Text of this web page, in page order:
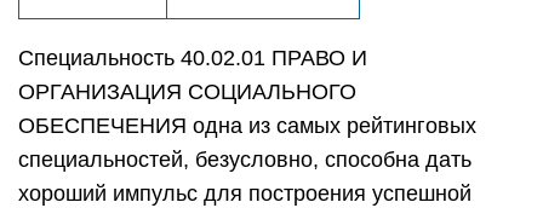
Специальность 40.02.01 ПРАВО И
ОРГАНИЗАЦИЯ СОЦИАЛЬНОГО
ОБЕСПЕЧЕНИЯ одна из самых рейтинговых
специальностей, безусловно, способна дать
хороший импульс для построения успешной